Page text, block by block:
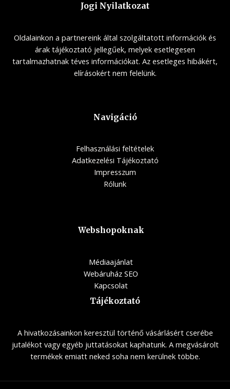
Jogi Nyilatkozat
Oldalainkon a partnereink által szolgáltatott információk és
árak tájékoztató jellegűek, melyek esetlegesen
tartalmazhatnak téves információkat. Az esetleges hibákért,
elírásokért nem felelünk.
Navigáció
Felhasználási feltételek
Adatkezelési Tájékoztató
Impresszum
Rólunk
Webshopoknak
Médiaajánlat
Webáruház SEO
Kapcsolat
Tájékoztató
A hivatkozásainkon keresztül történő vásárlásért cserébe
jutalékot vagy egyéb juttatásokat kaphatunk. A megvásárolt
termékek emiatt neked soha nem kerülnek többe.